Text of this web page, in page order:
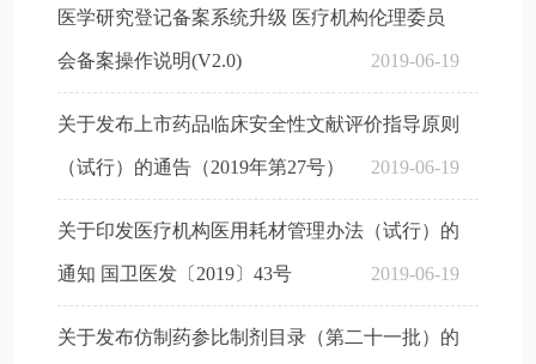
医学研究登记备案系统升级 医疗机构伦理委员
会备案操作说明(V2.0) 2019-06-19
关于发布上市药品临床安全性文献评价指导原则
（试行）的通告（2019年第27号） 2019-06-19
关于印发医疗机构医用耗材管理办法（试行）的
通知 国卫医发〔2019〕43号 2019-06-19
关于发布仿制药参比制剂目录（第二十一批）的